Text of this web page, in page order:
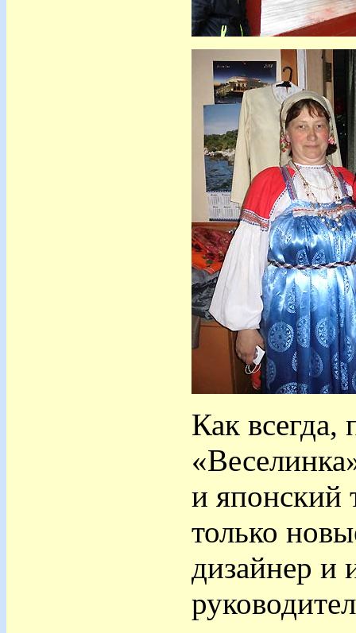
Как всегда,
и японский
только
дизайнер и